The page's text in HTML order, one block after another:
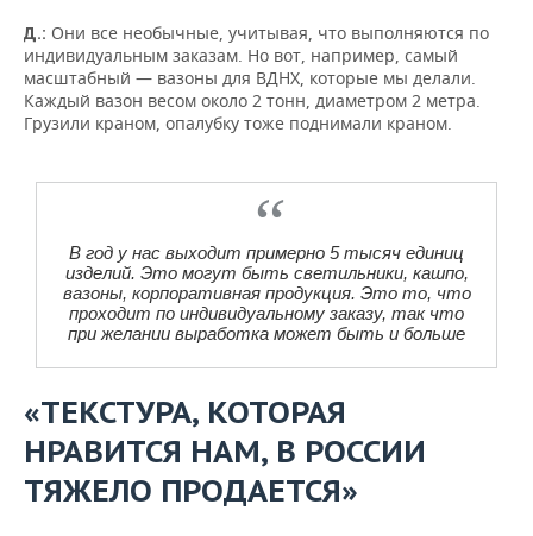
Д.: Они все необычные, учитывая, что выполняются по
индивидуальным заказам. Но вот, например, самый
масштабный — вазоны для ВДНХ, которые мы делали.
Каждый вазон весом около 2 тонн, диаметром 2 метра.
Грузили краном, опалубку тоже поднимали краном.
В год у нас выходит примерно 5 тысяч единиц
изделий. Это могут быть светильники, кашпо,
вазоны, корпоративная продукция. Это то, что
проходит по индивидуальному заказу, так что
при желании выработка может быть и больше
«ТЕКСТУРА, КОТОРАЯ
НРАВИТСЯ НАМ, В РОССИИ
ТЯЖЕЛО ПРОДАЕТСЯ»